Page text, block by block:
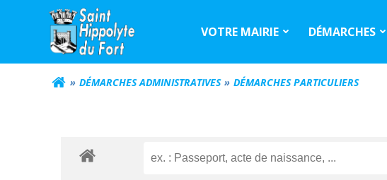
VOTRE MAIRIE DÉMARCHES
DÉMARCHES ADMINISTRATIVES DÉMARCHES PARTICULIERS